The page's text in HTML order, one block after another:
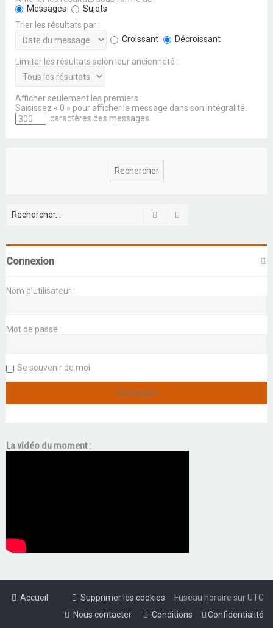
Messages
Sujets
Trier les résultats par :
Croissant
Décroissant
Limiter les résultats selon leur ancienneté :
Afficher seulement les premiers :
Saisissez « 0 » pour afficher le message dans son intégralité.
caractères des messages
Rechercher
Connexion
Nom d’utilisateur :
Mot de passe :
Se souvenir de moi
La vidéo du moment :
Accueil Fuseau horaire surUTC
Supprimer les cookies
Confidentialité
Conditions
Nous contacter